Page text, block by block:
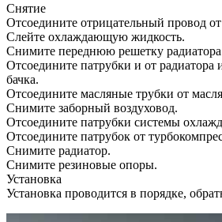
Снятие
Отсоедините отрицательный провод от
Слейте охлаждающую жидкость.
Снимите переднюю решетку
Отсоедините патрубки и от радиатора
бачка.
Отсоедините масляные трубки от
Снимите заборный воздуховод.
Отсоедините патрубки системы
Отсоедините патрубок от
Снимите радиатор.
Снимите резиновые опоры.
Установка
Установка проводится в порядке,